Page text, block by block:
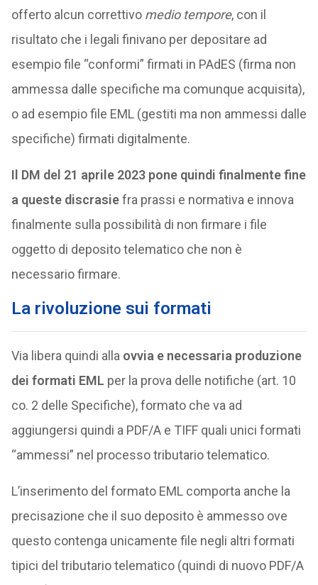
offerto alcun correttivo medio tempore, con il
risultato che i legali finivano per depositare ad
esempio file “conformi” firmati in PAdES (firma non
ammessa dalle specifiche ma comunque acquisita),
o ad esempio file EML (gestiti ma non ammessi dalle
specifiche) firmati digitalmente.
Il DM del 21 aprile 2023 pone quindi finalmente fine
a queste discrasiefra prassi e normativa e innova
finalmente sulla possibilità di non firmare i file
oggetto di deposito telematico che non è
necessario firmare.
La rivoluzione sui formati
Via libera quindi alla ovvia e necessaria produzione
dei formati EML per la prova delle notifiche (art. 10
co. 2 delle Specifiche), formato che va ad
aggiungersi quindi a PDF/A e TIFF quali unici formati
“ammessi” nel processo tributario telematico.
L’inserimento del formato EML comporta anche la
precisazione che il suo deposito è ammesso ove
questo contenga unicamente file negli altri formati
tipici del tributario telematico (quindi di nuovo PDF/A